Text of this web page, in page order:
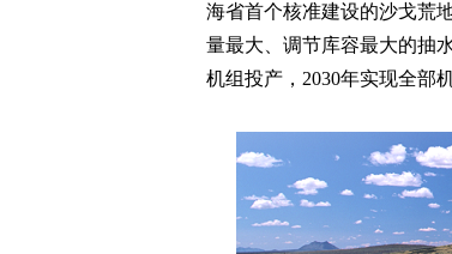
海省首个核准建设的沙戈荒
量最大、调节库容最大的抽
机组投产，2030年实现全部